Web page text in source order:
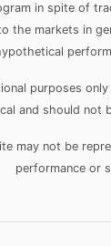
in spite of
the markets in
purposes
and should not
may not be
performance or